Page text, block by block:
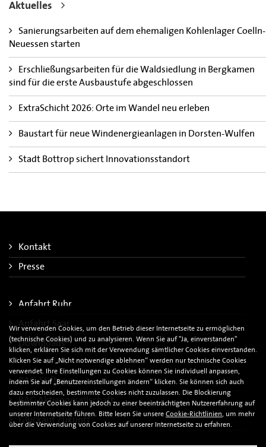
Aktuelles
Sanierungsarbeiten auf dem ehemaligen Kohlenlager Coelln-
Neuessen starten
Erschließungsarbeiten für die Waldsiedlung in Bergkamen
sind für die erste Ausbaustufe abgeschlossen
ExtraSchicht 2026: Orte im Wandel neu erleben
Baustart für neue Windenergieanlagen in Dorsten-Wulfen
Stadt Bottrop sichert Innovationsstandort
Kontakt
Presse
Anfahrt Ruhr
Anfahrt Saar
Downloads
RAG-Stiftung
RAG Aktiengesellschaft
Glückauf Zukunft
Wir verwenden Cookies, um den Betrieb dieser Internetseite zu ermöglichen
(technische Cookies) und zu analysieren. Wenn Sie auf "Ja, einverstanden"
klicken, erklären Sie sich mit der Verwendung sämtlicher Cookies einverstanden.
Klicken Sie auf „Nicht notwendige ablehnen“ werden nur technische Cookies
verwendet. Ihre Einstellungen zu Cookies können Sie individuell anpassen,
indem Sie auf „Benutzereinstellungen ändern“ klicken. Sie können sich auch
dazu entscheiden, bestimmte Cookies nicht zuzulassen. Die Blockierung
bestimmter Cookies kann jedoch zu einer beeinträchtigten Nutzererfahrung auf
unserer Internetseite führen. Bitte lesen Sie unsere Cookie-Richtlinien, um mehr
über die Verwendung von Cookies auf unserer Internetseite zu erfahren.